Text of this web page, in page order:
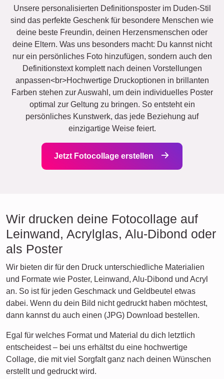
Unsere personalisierten Definitionsposter im Duden-Stil
sind das perfekte Geschenk für besondere Menschen wie
deine beste Freundin, deinen Herzensmenschen oder
deine Eltern. Was uns besonders macht: Du kannst nicht
nur ein persönliches Foto hinzufügen, sondern auch den
Definitionstext komplett nach deinen Vorstellungen
anpassen<br>Hochwertige Druckoptionen in brillanten
Farben stehen zur Auswahl, um dein individuelles Poster
optimal zur Geltung zu bringen. So entsteht ein
persönliches Kunstwerk, das jede Beziehung auf
einzigartige Weise feiert.
Jetzt Fotocollage erstellen
Wir drucken deine Fotocollage auf
Leinwand, Acrylglas, Alu-Dibond oder
als Poster
Wir bieten dir für den Druck unterschiedliche Materialien
und Formate wie Poster, Leinwand, Alu-Dibond und Acryl
an. So ist für jeden Geschmack und Geldbeutel etwas
dabei. Wenn du dein Bild nicht gedruckt haben möchtest,
dann kannst du auch einen (JPG) Download bestellen.
Egal für welches Format und Material du dich letztlich
entscheidest – bei uns erhältst du eine hochwertige
Collage, die mit viel Sorgfalt ganz nach deinen Wünschen
erstellt und gedruckt wird.